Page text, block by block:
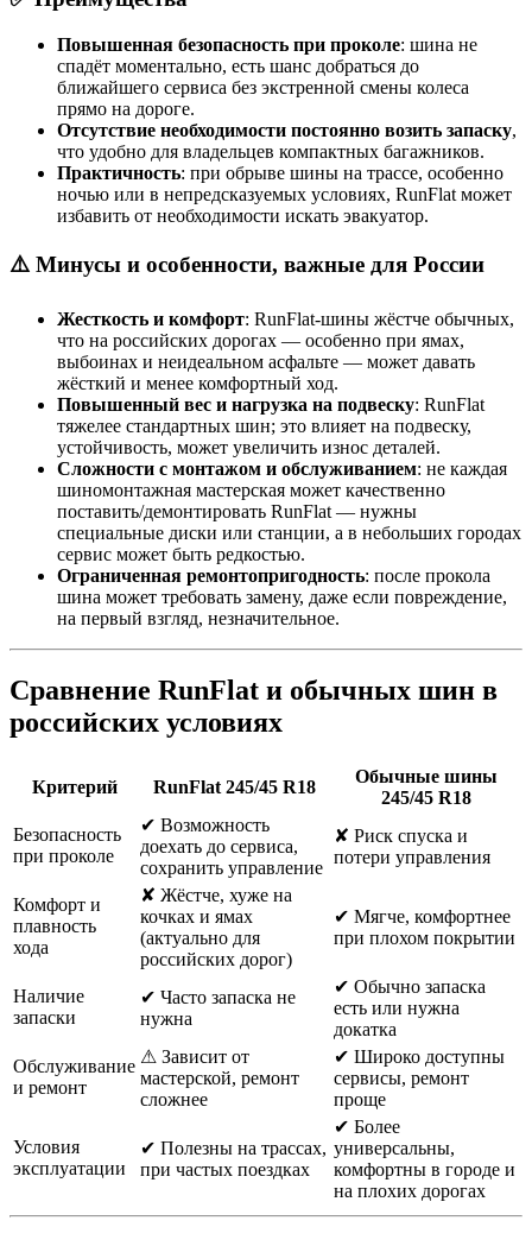
Повышенная безопасность при проколе: шина не
спадёт моментально, есть шанс добраться до
ближайшего сервиса без экстренной смены колеса
прямо на дороге.
Отсутствие необходимости постоянно возить запаску,
что удобно для владельцев компактных багажников.
Практичность: при обрыве шины на трассе, особенно
ночью или в непредсказуемых условиях, RunFlat может
избавить от необходимости искать эвакуатор.
⚠️ Минусы и особенности, важные для России
Жесткость и комфорт: RunFlat‑шины жёстче обычных,
что на российских дорогах — особенно при ямах,
выбоинах и неидеальном асфальте — может давать
жёсткий и менее комфортный ход.
Повышенный вес и нагрузка на подвеску: RunFlat
тяжелее стандартных шин; это влияет на подвеску,
устойчивость, может увеличить износ деталей.
Сложности с монтажом и обслуживанием: не каждая
шиномонтажная мастерская может качественно
поставить/демонтировать RunFlat — нужны
специальные диски или станции, а в небольших городах
сервис может быть редкостью.
Ограниченная ремонтопригодность: после прокола
шина может требовать замену, даже если повреждение,
на первый взгляд, незначительное.
Сравнение RunFlat и обычных шин в
российских условиях
Критерий RunFlat 245/45 R18
Обычные шины
245/45 R18
Безопасность
при проколе
✔ Возможность
доехать до сервиса,
сохранить управление
✘ Риск спуска и
потери управления
Комфорт и
плавность
хода
✘ Жёстче, хуже на
кочках и ямах
(актуально для
российских дорог)
✔ Мягче, комфортнее
при плохом покрытии
Наличие
запаски
✔ Часто запаска не
нужна
✔ Обычно запаска
есть или нужна
докатка
Обслуживание
и ремонт
⚠ Зависит от
мастерской, ремонт
сложнее
✔ Широко доступны
сервисы, ремонт
проще
Условия
эксплуатации
✔ Полезны на трассах,
при частых поездках
✔ Более
универсальны,
комфортны в городе и
на плохих дорогах